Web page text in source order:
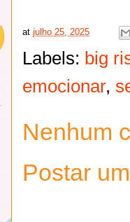
at julho 25, 2025
Labels: big
emocionar,
Nenhum
Postar